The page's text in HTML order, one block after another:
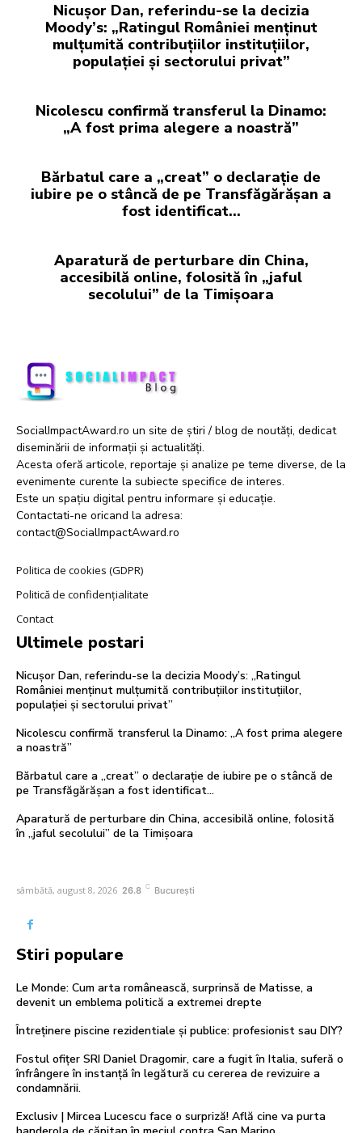
Nicușor Dan, referindu-se la decizia
Moody’s: „Ratingul României menținut
mulțumită contribuțiilor instituțiilor,
populației și sectorului privat”
Nicolescu confirmă transferul la Dinamo:
„A fost prima alegere a noastră”
Bărbatul care a „creat” o declarație de
iubire pe o stâncă de pe Transfăgărășan a
fost identificat…
Aparatură de perturbare din China,
accesibilă online, folosită în „jaful
secolului” de la Timișoara
SocialImpactAward.ro un site de știri / blog de noutăți, dedicat
diseminării de informații și actualități.
Acesta oferă articole, reportaje și analize pe teme diverse, de la
evenimente curente la subiecte specifice de interes.
Este un spațiu digital pentru informare și educație.
Contactati-ne oricand la adresa:
contact@SocialImpactAward.ro
Politica de cookies (GDPR)
Politică de confidențialitate
Contact
Ultimele postari
Nicușor Dan, referindu-se la decizia Moody’s: „Ratingul
României menținut mulțumită contribuțiilor instituțiilor,
populației și sectorului privat”
Nicolescu confirmă transferul la Dinamo: „A fost prima alegere
a noastră”
Bărbatul care a „creat” o declarație de iubire pe o stâncă de
pe Transfăgărășan a fost identificat…
Aparatură de perturbare din China, accesibilă online, folosită
în „jaful secolului” de la Timișoara
sâmbătă, august 8, 2026 26.8 C București
Stiri populare
Le Monde: Cum arta românească, surprinsă de Matisse, a
devenit un emblema politică a extremei drepte
Întreținere piscine rezidentiale și publice: profesionist sau DIY?
Fostul ofițer SRI Daniel Dragomir, care a fugit în Italia, suferă o
înfrângere în instanță în legătură cu cererea de revizuire a
condamnării.
Exclusiv | Mircea Lucescu face o surpriză! Află cine va purta